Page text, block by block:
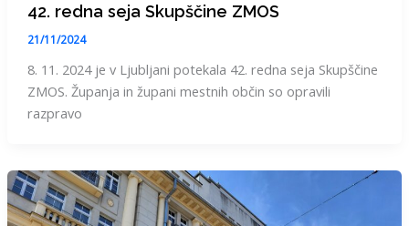
42. redna seja Skupščine ZMOS
21/11/2024
8. 11. 2024 je v Ljubljani potekala 42. redna seja Skupščine
ZMOS. Županja in župani mestnih občin so opravili
razpravo